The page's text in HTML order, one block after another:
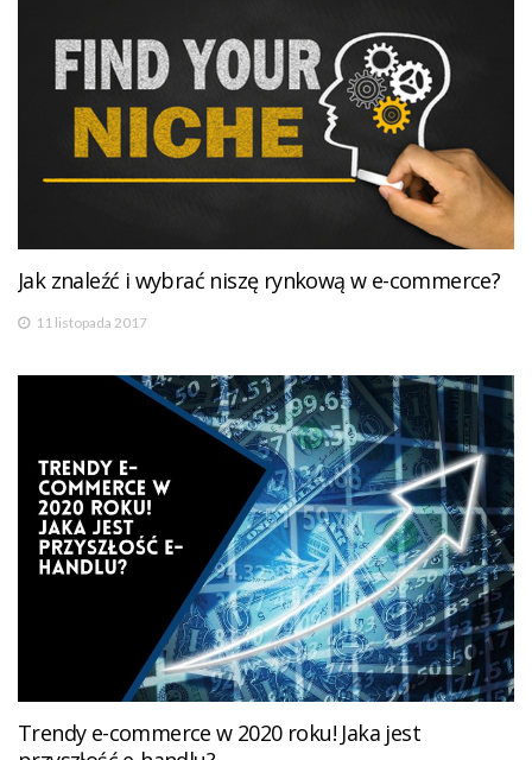
Jak znaleźć i wybrać niszę rynkową w e-commerce?
11 listopada 2017
Trendy e-commerce w 2020 roku! Jaka jest